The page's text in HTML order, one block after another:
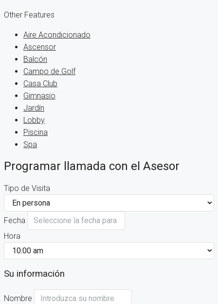
Other Features
Aire Acondicionado
Ascensor
Balcón
Campo de Golf
Casa Club
Gimnasio
Jardín
Lobby
Piscina
Spa
Programar llamada con el Asesor
Tipo de Visita
Fecha
Hora
Su información
Nombre